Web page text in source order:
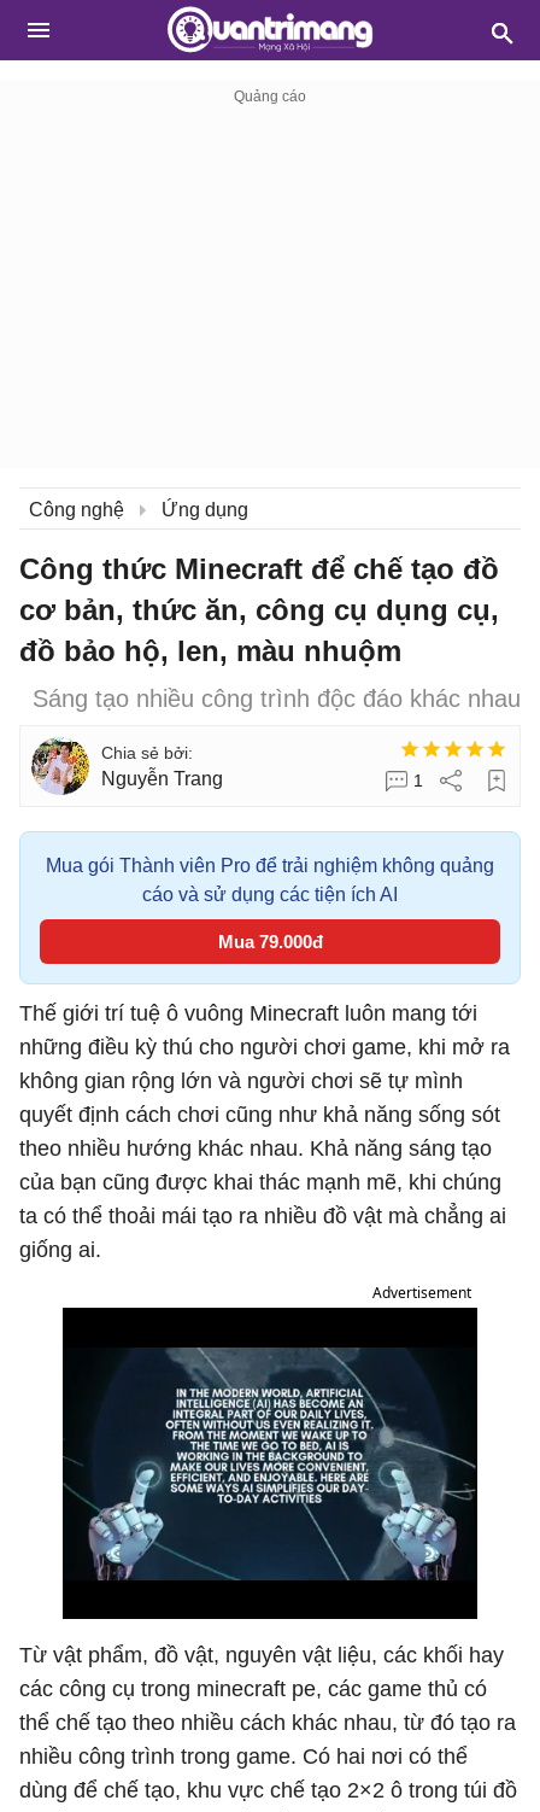
Công nghệ Ứng dụng
Công thức Minecraft để chế tạo đồ
cơ bản, thức ăn, công cụ dụng cụ,
đồ bảo hộ, len, màu nhuộm
Sáng tạo nhiều công trình độc đáo khác nhau
Nguyễn Trang 1
Mua gói Thành viên Pro để trải nghiệm không quảng
cáo và sử dụng các tiện ích AI
Mua 79.000đ
Thế giới trí tuệ ô vuông Minecraft luôn mang tới
những điều kỳ thú cho người chơi game, khi mở ra
không gian rộng lớn và người chơi sẽ tự mình
quyết định cách chơi cũng như khả năng sống sót
theo nhiều hướng khác nhau. Khả năng sáng tạo
của bạn cũng được khai thác mạnh mẽ, khi chúng
ta có thể thoải mái tạo ra nhiều đồ vật mà chẳng ai
giống ai.
Advertisement
Từ vật phẩm, đồ vật, nguyên vật liệu, các khối hay
các công cụ trong minecraft pe, các game thủ có
thể chế tạo theo nhiều cách khác nhau, từ đó tạo ra
nhiều công trình trong game. Có hai nơi có thể
dùng để chế tạo, khu vực chế tạo 2×2 ô trong túi đồ